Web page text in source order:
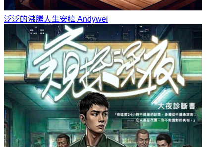
泛泛的沸騰人生安緯 Andywei